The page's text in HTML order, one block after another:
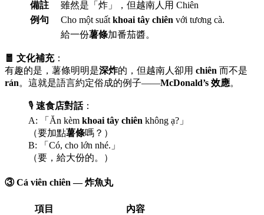
備註
雖然是「炸」，但越南人用 Chiên
例句
Cho một suất khoai tây chiên với tương cà.
給一份薯條加番茄醬。
🧧 文化補充：
有趣的是，薯條明明是深炸的，但越南人卻用 chiên 而不是
rán。這就是語言約定俗成的例子——McDonald’s 效應。
🎙️ 速食店對話：
A: 「Ăn kèm khoai tây chiên không ạ?」
（要加點薯條嗎？）
B: 「Có, cho lớn nhé.」
（要，給大份的。）
③ Cá viên chiên — 炸魚丸
項目
內容